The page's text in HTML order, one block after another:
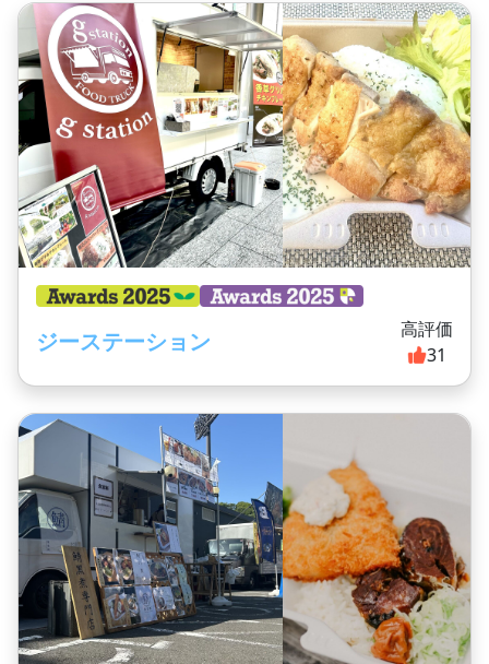
ジーステーション
高評価
31